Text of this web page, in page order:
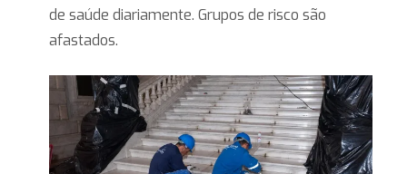
de saúde diariamente. Grupos de risco são
afastados.